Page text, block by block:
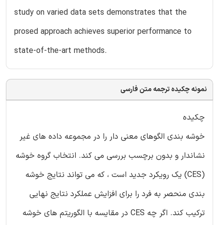
study on varied data sets demonstrates that the
prosed approach achieves superior performance to
state-of-the-art methods.
نمونه چکیده ترجمه متن فارسی
چکیده
خوشه بندی الگوهای معنی دار را در مجموعه داده های غیر
نشاندار و بدون برچسب بررسی می کند. انتخاب گروه خوشه
(CES) یک رویکرد جدید است ، که می تواند نتایج خوشه
بندی منحصر به فرد را برای افزایش عملکرد نتایج نهایی
ترکیب کند. اگر چه CES در مقایسه با الگوریتم های خوشه